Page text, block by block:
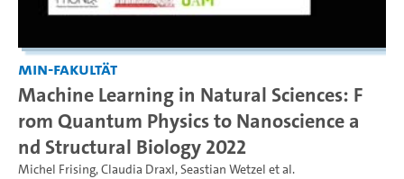
MIN-Fakultät
Machine Learning in Natural Sciences: F
rom Quantum Physics to Nanoscience a
nd Structural Biology 2022
Michel Frising,Claudia Draxl,Seastian Wetzel et al.